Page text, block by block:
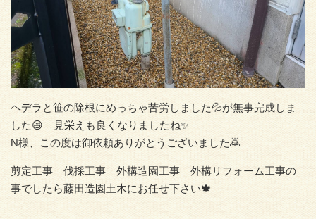
ヘデラと笹の除根にめっちゃ苦労しました💦が無事完成しま
した😄 見栄えも良くなりましたね✨
N様、この度は御依頼ありがとうございました🙇
剪定工事 伐採工事 外構造園工事 外構リフォーム工事の
事でしたら藤田造園土木にお任せ下さい🍁